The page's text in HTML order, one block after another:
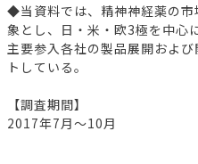
◆当資料では、精神神経薬の
象とし、日・米・欧3極を中心
主要参入各社の製品展開およ
トしている。
【調査期間】
2017年7月～10月